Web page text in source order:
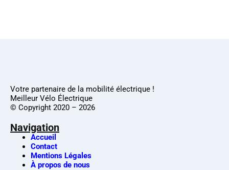
Votre partenaire de la mobilité électrique !
Meilleur Vélo Électrique
© Copyright 2020 – 2026
Navigation
Accueil
Contact
Mentions Légales
À propos de nous